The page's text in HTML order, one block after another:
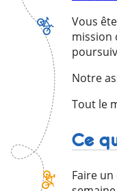
Vous
mission
Notre
Tout le
Ce
Faire